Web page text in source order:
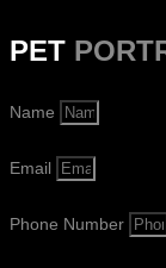
PET
Name
Email
Phone Number